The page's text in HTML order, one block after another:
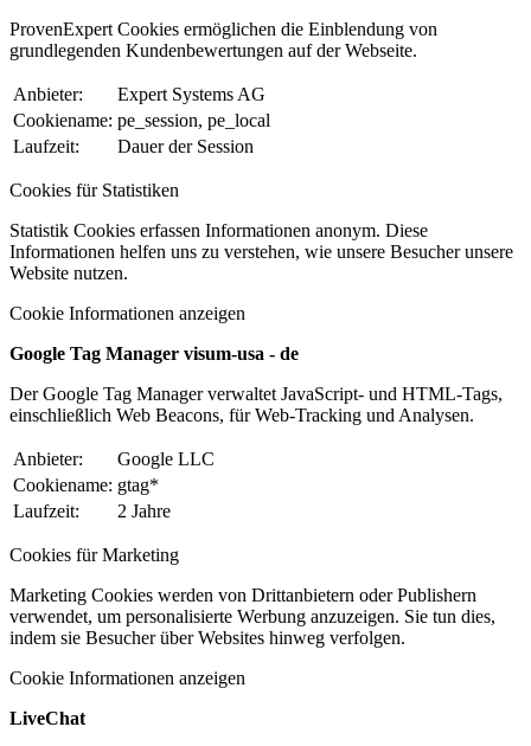
ProvenExpert Cookies ermöglichen die Einblendung von
grundlegenden Kundenbewertungen auf der Webseite.
Anbieter:
Expert Systems AG
Cookiename: pe_session, pe_local
Laufzeit:
Dauer der Session
Cookies für Statistiken
Statistik Cookies erfassen Informationen anonym. Diese
Informationen helfen uns zu verstehen, wie unsere Besucher unsere
Website nutzen.
Cookie Informationen anzeigen
Google Tag Manager visum-usa - de
Der Google Tag Manager verwaltet JavaScript- und HTML-Tags,
einschließlich Web Beacons, für Web-Tracking und Analysen.
Anbieter:
Google LLC
Cookiename: gtag*
Laufzeit:
2 Jahre
Cookies für Marketing
Marketing Cookies werden von Drittanbietern oder Publishern
verwendet, um personalisierte Werbung anzuzeigen. Sie tun dies,
indem sie Besucher über Websites hinweg verfolgen.
Cookie Informationen anzeigen
LiveChat